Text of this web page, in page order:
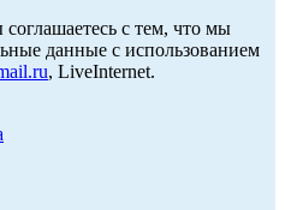
с тем, что мы
данные с использованием
, LiveInternet.